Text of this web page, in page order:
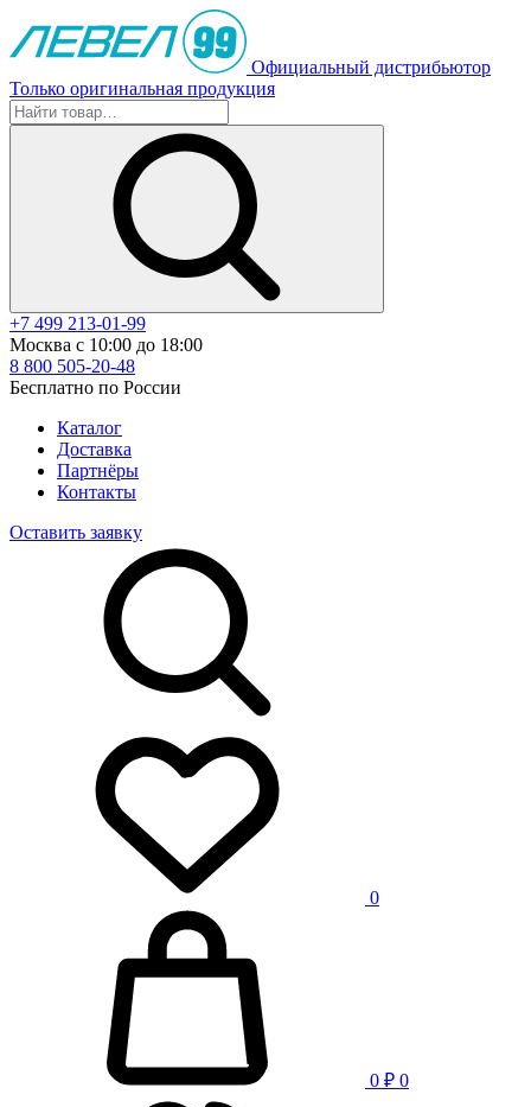
Официальный дистрибьютор
Только оригинальная продукция
+7 499 213-01-99
Москва с 10:00 до 18:00
8 800 505-20-48
Бесплатно по России
Каталог
Доставка
Партнёры
Контакты
Оставить заявку
0
0 ₽ 0